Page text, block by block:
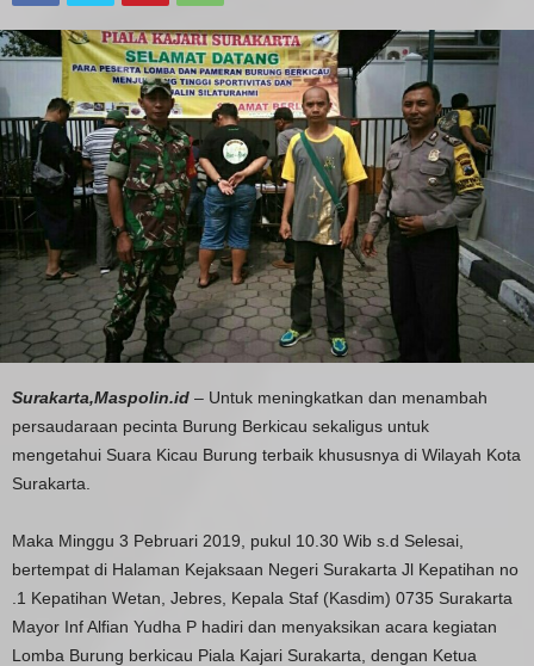
Surakarta,Maspolin.id – Untuk meningkatkan dan menambah
persaudaraan pecinta Burung Berkicau sekaligus untuk
mengetahui Suara Kicau Burung terbaik khususnya di Wilayah Kota
Surakarta.
Maka Minggu 3 Pebruari 2019, pukul 10.30 Wib s.d Selesai,
bertempat di Halaman Kejaksaan Negeri Surakarta Jl Kepatihan no
.1 Kepatihan Wetan, Jebres, Kepala Staf (Kasdim) 0735 Surakarta
Mayor Inf Alfian Yudha P hadiri dan menyaksikan acara kegiatan
Lomba Burung berkicau Piala Kajari Surakarta, dengan Ketua